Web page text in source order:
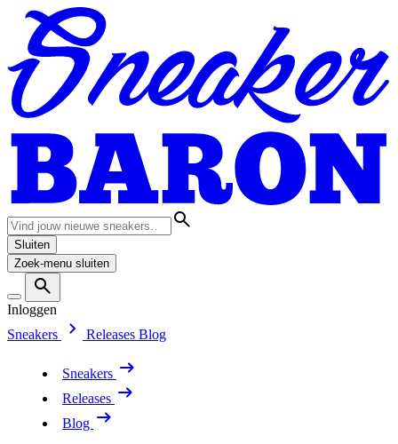
Sluiten
Zoek-menu sluiten
Inloggen
Sneakers
Releases Blog
Sneakers
Releases
Blog